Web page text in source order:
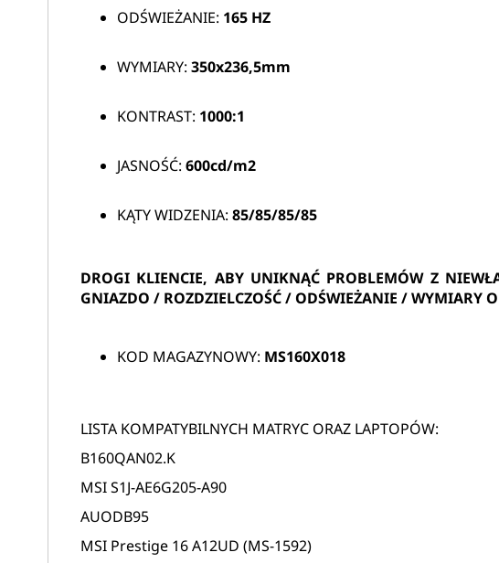
ODŚWIEŻANIE: 165 HZ
WYMIARY: 350x236,5mm
KONTRAST: 1000:1
JASNOŚĆ: 600cd/m2
KĄTY WIDZENIA: 85/85/85/85
DROGI KLIENCIE, ABY UNIKNĄĆ PROBLEMÓW Z
GNIAZDO / ROZDZIELCZOŚĆ / ODŚWIEŻANIE / WYMIARY
KOD MAGAZYNOWY: MS160X018
LISTA KOMPATYBILNYCH MATRYC ORAZ LAPTOPÓW:
B160QAN02.K
MSI S1J-AE6G205-A90
AUODB95
MSI Prestige 16 A12UD (MS-1592)